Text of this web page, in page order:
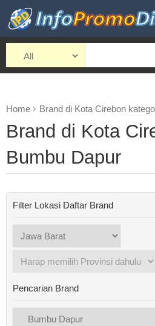
Home Brand di Kota Cirebon
Brand di Kota
Bumbu Dapur
Filter Lokasi Daftar Brand
Pencarian Brand